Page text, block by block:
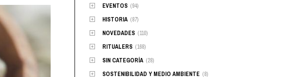
EVENTOS (94)
HISTORIA (87)
NOVEDADES (110)
RITUALERS (168)
SIN CATEGORÍA (28)
SOSTENIBILIDAD Y MEDIO AMBIENTE (8)